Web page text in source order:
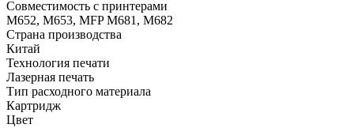
Совместимость с принтерами
M652, M653, MFP M681, M682
Страна производства
Китай
Технология печати
Лазерная печать
Тип расходного материала
Картридж
Цвет